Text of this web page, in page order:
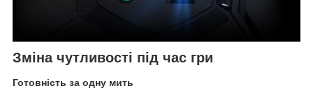
Зміна чутливості під час гри
Готовність за одну мить